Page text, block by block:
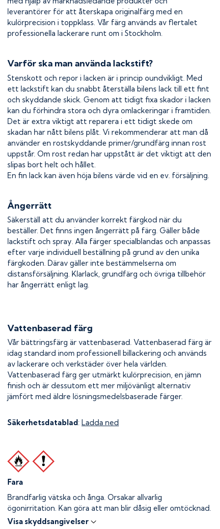
leverantörer för att återskapa originalfärg med en
kulörprecision i toppklass. Vår färg används av flertalet
professionella lackerare runt om i Stockholm.
Varför ska man använda lackstift?
Stenskott och repor i lacken är i princip oundvikligt. Med
ett lackstift kan du snabbt återställa bilens lack till ett fint
och skyddande skick. Genom att tidigt fixa skador i lacken
kan du förhindra stora och dyra omlackeringar i framtiden.
Det är extra viktigt att reparera i ett tidigt skede om
skadan har nått bilens plåt. Vi rekommenderar att man då
använder en rostskyddande primer/grundfärg innan rost
uppstår. Om rost redan har uppstått är det viktigt att den
slipas bort helt och hållet.
En fin lack kan även höja bilens värde vid en ev. försäljning.
Ångerrätt
Säkerställ att du använder korrekt färgkod när du
beställer. Det finns ingen ångerrätt på färg. Gäller både
lackstift och spray. Alla färger specialblandas och anpassas
efter varje individuell beställning på grund av den unika
färgkoden. Därav gäller inte bestämmelserna om
distansförsäljning. Klarlack, grundfärg och övriga tillbehör
har ångerrätt enligt lag.
Vattenbaserad färg
Vår bättringsfärg är vattenbaserad. Vattenbaserad färg är
idag standard inom professionell billackering och används
av lackerare och verkstäder över hela världen.
Vattenbaserad färg ger utmärkt kulörprecision, en jämn
finish och är dessutom ett mer miljövänligt alternativ
jämfört med äldre lösningsmedelsbaserade färger.
Säkerhetsdatablad: Ladda ned
Fara
Brandfarlig vätska och ånga. Orsakar allvarlig
ögonirritation. Kan göra att man blir dåsig eller omtöcknad.
Visa skyddsangivelser